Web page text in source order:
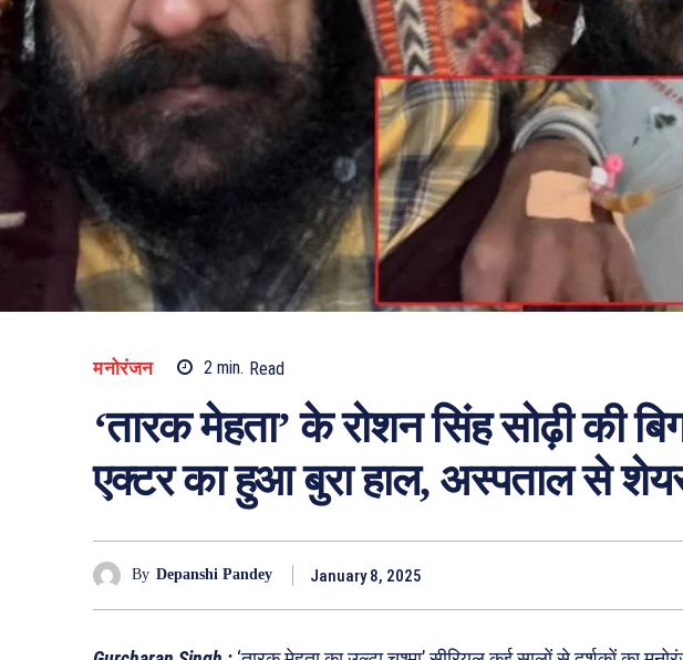
मनोरंजन 2min. Read
‘तारक मेहता’ के रोशन सिंह सोढ़ी की
एक्टर का हुआ बुरा हाल, अस्पताल से शेयर
By Depanshi Pandey January 8, 2025